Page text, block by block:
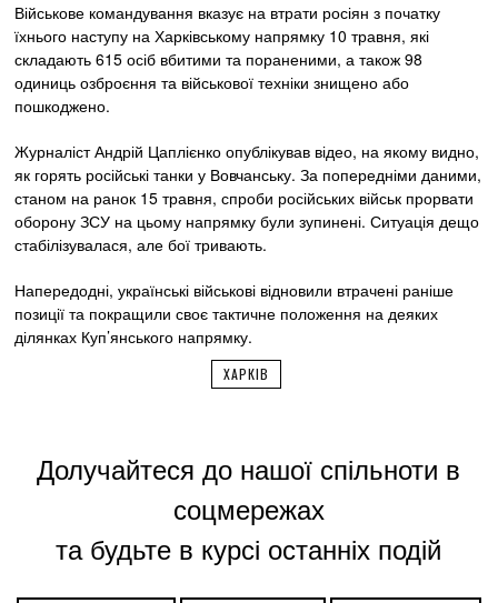
Військове командування вказує на втрати росіян з початку
їхнього наступу на Харківському напрямку 10 травня, які
складають 615 осіб вбитими та пораненими, а також 98
одиниць озброєння та військової техніки знищено або
пошкоджено.
Журналіст Андрій Цаплієнко опублікував відео, на якому видно,
як горять російські танки у Вовчанську. За попередніми даними,
станом на ранок 15 травня, спроби російських військ прорвати
оборону ЗСУ на цьому напрямку були зупинені. Ситуація дещо
стабілізувалася, але бої тривають.
Напередодні, українські військові відновили втрачені раніше
позиції та покращили своє тактичне положення на деяких
ділянках Куп’янського напрямку.
ХАРКІВ
Долучайтеся до нашої спільноти в
соцмережах
та будьте в курсі останніх подій